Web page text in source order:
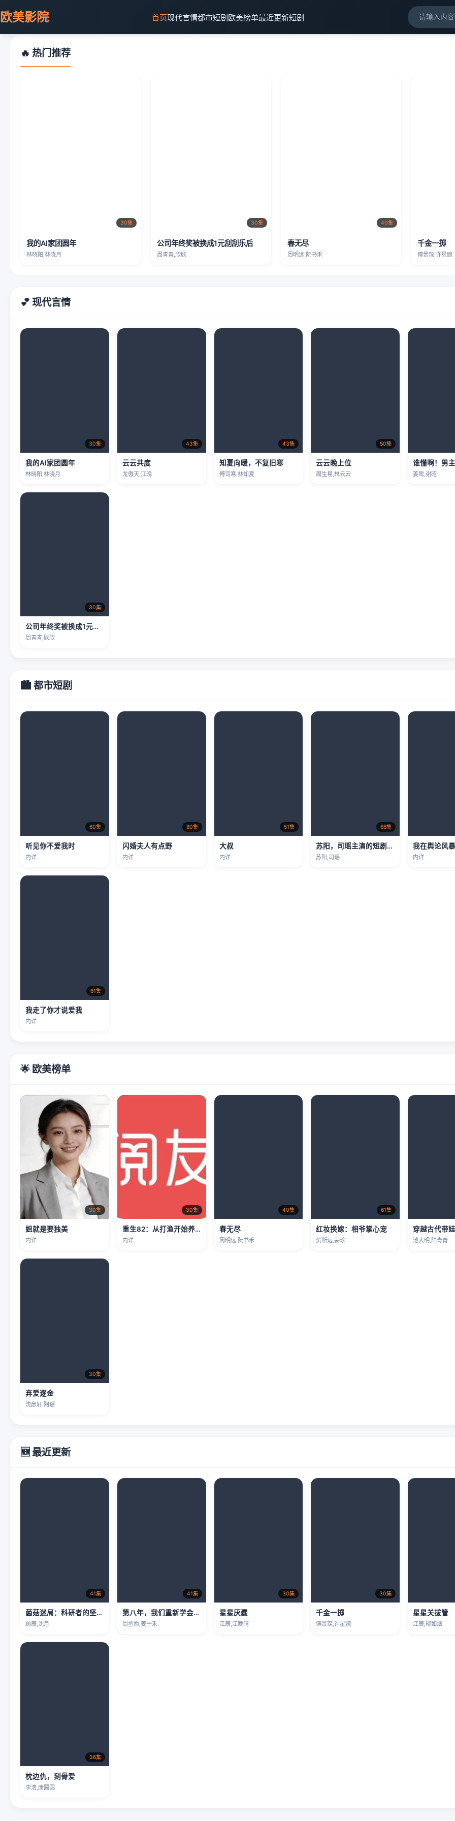
欧美影院 首页现代言情都市短剧欧美榜单最近更新短剧
🔥 热门推荐
30集
我的AI家团圆年
林晓阳,林晓月
30集
公司年终奖被换成1元刮刮乐后
周青青,欣欣
40集
春无尽
周明远,阮书禾
千金一掷
傅景琛,许星婉
💕 现代言情
30集
我的AI家团圆年
林晓阳,林晓月
43集
云云共度
龙傲天,江晚
43集
知夏向暖，不复旧寒
傅司寒,林知夏
50集
云云晚上位
周生易,林云云 姜鸷,谢昭
30集
公司年终奖被换成1元刮刮乐后
周青青,欣欣
🏙️ 都市短剧
60集
听见你不爱我时
内详
80集
闪婚夫人有点野
内详
51集
大叔
内详
66集
苏阳，司瑶主演的短剧叫什么?老男孩
苏阳,司瑶 内详
61集
我走了你才说爱我
内详
🌟 欧美榜单
30集
姐就是要独美
内详
30集
重生82：从打渔开始养活妻女
内详
40集
春无尽
周明远,阮书禾
61集
红妆换嫁：相爷掌心宠
贺斯远,姜珍
穿越古代带
池大明,陆青青
30集
弃爱逐金
沈彦轩,阿瑶
🆕 最近更新
41集
菌菇迷局：科研者的坚守与反击
顾辰,沈月
41集
第八年，我们重新学会相爱
周丞俞,姜宁禾
30集
星星厌蠢
江辰,江晚晴
30集
千金一掷
傅景琛,许星婉
星星关拔管
江辰,柳如烟
36集
枕边仇，刻骨爱
李浩,唐圆圆